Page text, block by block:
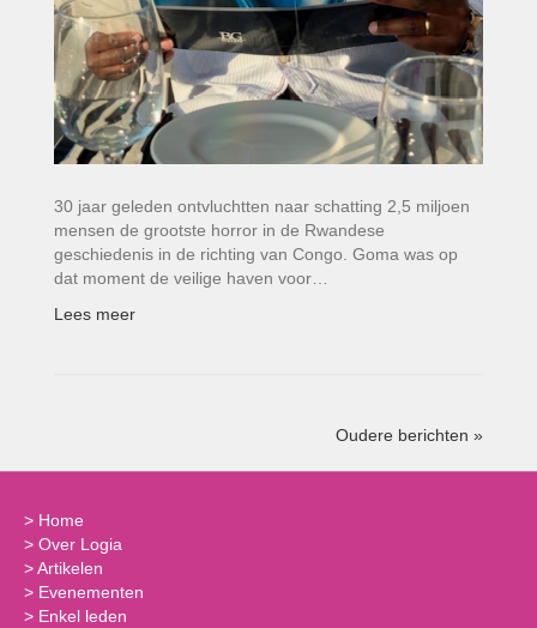
30 jaar geleden ontvluchtten naar schatting 2,5 miljoen
mensen de grootste horror in de Rwandese
geschiedenis in de richting van Congo. Goma was op
dat moment de veilige haven voor…
Lees meer
Oudere berichten »
> Home
> Over Logia
>Artikelen
> Evenementen
> Enkel leden